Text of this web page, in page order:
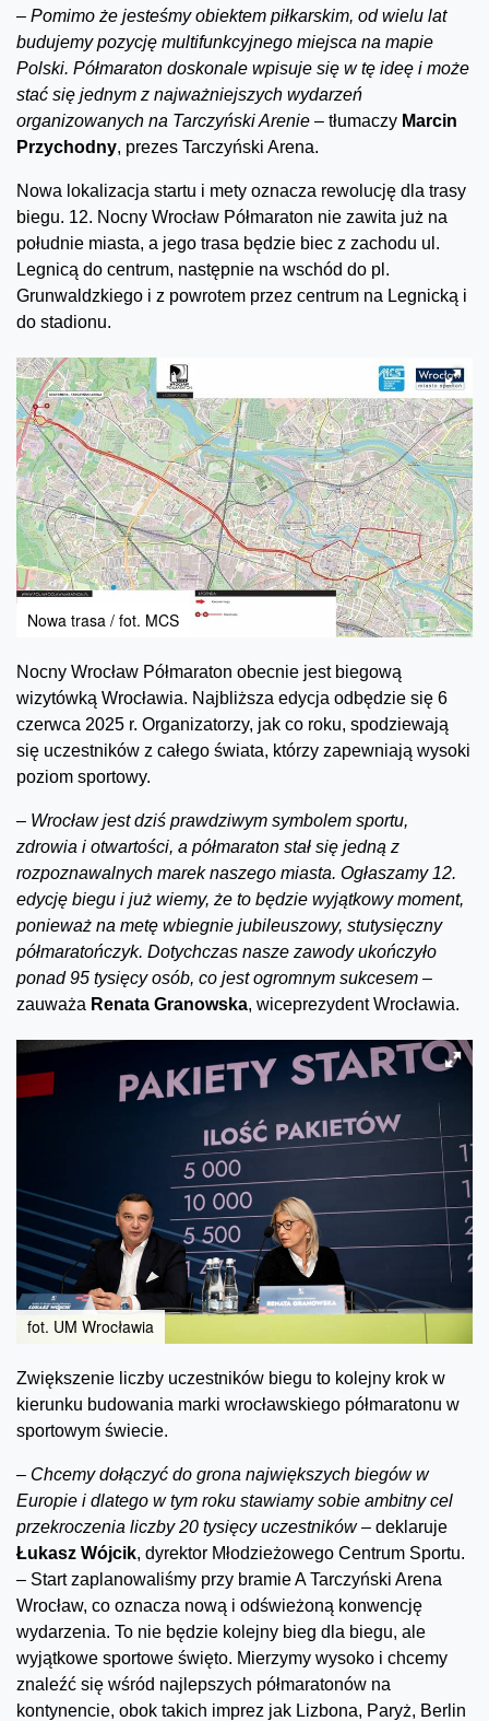
– Pomimo że jesteśmy obiektem piłkarskim, od wielu lat
budujemy pozycję multifunkcyjnego miejsca na mapie
Polski. Półmaraton doskonale wpisuje się w tę ideę i może
stać się jednym z najważniejszych wydarzeń
organizowanych na Tarczyński Arenie – tłumaczy Marcin
Przychodny, prezes Tarczyński Arena.
Nowa lokalizacja startu i mety oznacza rewolucję dla trasy
biegu. 12. Nocny Wrocław Półmaraton nie zawita już na
południe miasta, a jego trasa będzie biec z zachodu ul.
Legnicą do centrum, następnie na wschód do pl.
Grunwaldzkiego i z powrotem przez centrum na Legnicką i
do stadionu.
Nowa trasa / fot. MCS
Nocny Wrocław Półmaraton obecnie jest biegową
wizytówką Wrocławia. Najbliższa edycja odbędzie się 6
czerwca 2025 r. Organizatorzy, jak co roku, spodziewają
się uczestników z całego świata, którzy zapewniają wysoki
poziom sportowy.
– Wrocław jest dziś prawdziwym symbolem sportu,
zdrowia i otwartości, a półmaraton stał się jedną z
rozpoznawalnych marek naszego miasta. Ogłaszamy 12.
edycję biegu i już wiemy, że to będzie wyjątkowy moment,
ponieważ na metę wbiegnie jubileuszowy, stutysięczny
półmaratończyk. Dotychczas nasze zawody ukończyło
ponad 95 tysięcy osób, co jest ogromnym sukcesem –
zauważa Renata Granowska, wiceprezydent Wrocławia.
fot. UM Wrocławia
Zwiększenie liczby uczestników biegu to kolejny krok w
kierunku budowania marki wrocławskiego półmaratonu w
sportowym świecie.
– Chcemy dołączyć do grona największych biegów w
Europie i dlatego w tym roku stawiamy sobie ambitny cel
przekroczenia liczby 20 tysięcy uczestników – deklaruje
Łukasz Wójcik, dyrektor Młodzieżowego Centrum Sportu.
– Start zaplanowaliśmy przy bramie A Tarczyński Arena
Wrocław, co oznacza nową i odświeżoną konwencję
wydarzenia. To nie będzie kolejny bieg dla biegu, ale
wyjątkowe sportowe święto. Mierzymy wysoko i chcemy
znaleźć się wśród najlepszych półmaratonów na
kontynencie, obok takich imprez jak Lizbona, Paryż, Berlin